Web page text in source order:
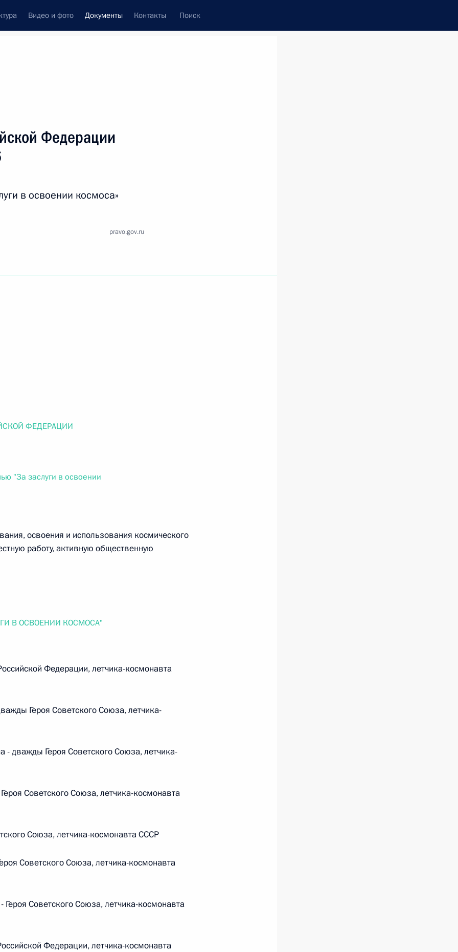
Видео и фото Документы Контакты Поиск
Найти документ
закона «О статусе военнослужащих» и статью 86
Федерации»
г. № 256-ФЗ
«О присяжных заседателях федеральных судов общей
г. № 263-ФЗ
№ 242-ФЗ
Федерации
«О пробации в Российской Федерации»
Федерации
в освоении космоса»
pravo.gov.ru
ФЕДЕРАЦИИ
"За заслуги в освоении
освоения и использования космического
работу, активную общественную
В ОСВОЕНИИ КОСМОСА"
Федерации, летчика-космонавта
Героя Советского Союза, летчика-
дважды Героя Советского Союза, летчика-
Советского Союза, летчика-космонавта
Союза, летчика-космонавта СССР
Советского Союза, летчика-космонавта
Советского Союза, летчика-космонавта
Федерации, летчика-космонавта